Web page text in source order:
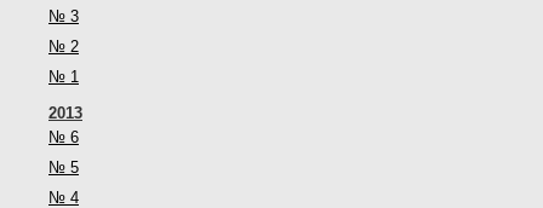
№ 3
№ 2
№ 1
2013
№ 6
№ 5
№ 4